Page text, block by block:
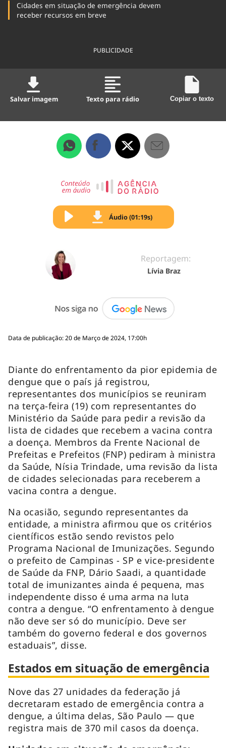
Cidades em situação de emergência devem
receber recursos em breve
PUBLICIDADE
Salvar imagem Texto para rádio Copiar o texto
Áudio (01:19s)
Reportagem:
Lívia Braz
Data de publicação: 20 de Março de 2024, 17:00h
Diante do enfrentamento da pior epidemia de
dengue que o país já registrou,
representantes dos municípios se reuniram
na terça-feira (19) com representantes do
Ministério da Saúde para pedir a revisão da
lista de cidades que recebem a vacina contra
a doença. Membros da Frente Nacional de
Prefeitas e Prefeitos (FNP) pediram à ministra
da Saúde, Nísia Trindade, uma revisão da lista
de cidades selecionadas para receberem a
vacina contra a dengue.
Na ocasião, segundo representantes da
entidade, a ministra afirmou que os critérios
científicos estão sendo revistos pelo
Programa Nacional de Imunizações. Segundo
o prefeito de Campinas - SP e vice-presidente
de Saúde da FNP, Dário Saadi, a quantidade
total de imunizantes ainda é pequena, mas
independente disso é uma arma na luta
contra a dengue. “O enfrentamento à dengue
não deve ser só do município. Deve ser
também do governo federal e dos governos
estaduais”, disse.
Estados em situação de emergência
Nove das 27 unidades da federação já
decretaram estado de emergência contra a
dengue, a última delas, São Paulo — que
registra mais de 370 mil casos da doença.